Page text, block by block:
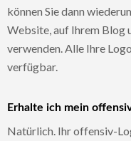
können Sie dann
Website, auf Ihrem Blog
verwenden. Alle Ihre
verfügbar.
Erhalte ich mein
Natürlich. Ihr offensiv-